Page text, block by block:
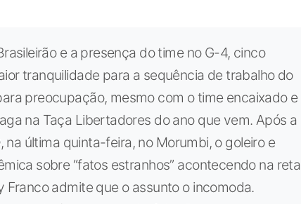
e a presença do time no G-4, cinco
tranquilidade para a sequência de trabalho do
preocupação, mesmo com o time encaixado e
na Taça Libertadores do ano que vem. Após a
última quinta-feira, no Morumbi, o goleiro e
sobre “fatos estranhos” acontecendo na reta
admite que o assunto o incomoda.